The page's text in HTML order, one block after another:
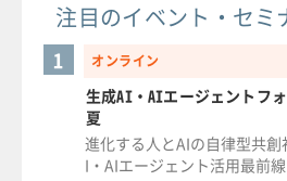
注目のイベント・セミ
オンライン
1
生成AI・AIエージェントフ
夏
進化する人とAIの自律型共
I・AIエージェント活用最前線